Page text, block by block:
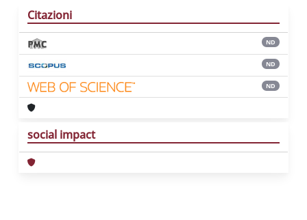
Citazioni
ND
ND
ND
social impact